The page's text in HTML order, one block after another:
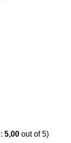
5,00 out of 5)